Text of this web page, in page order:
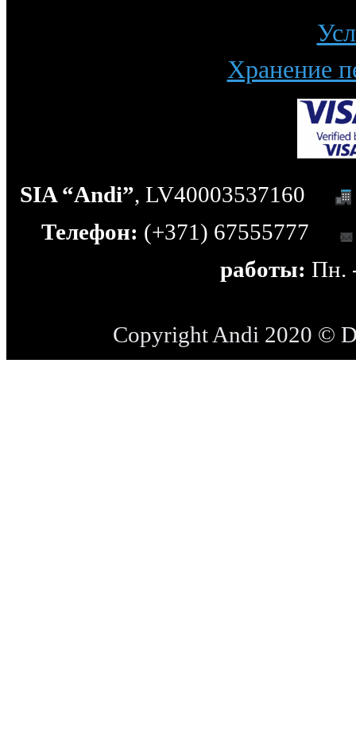
Хранение
SIA “Andi”, LV40003537160
Телефон: (+371) 67555777
работы: Пн.
Copyright Andi 2020 ©